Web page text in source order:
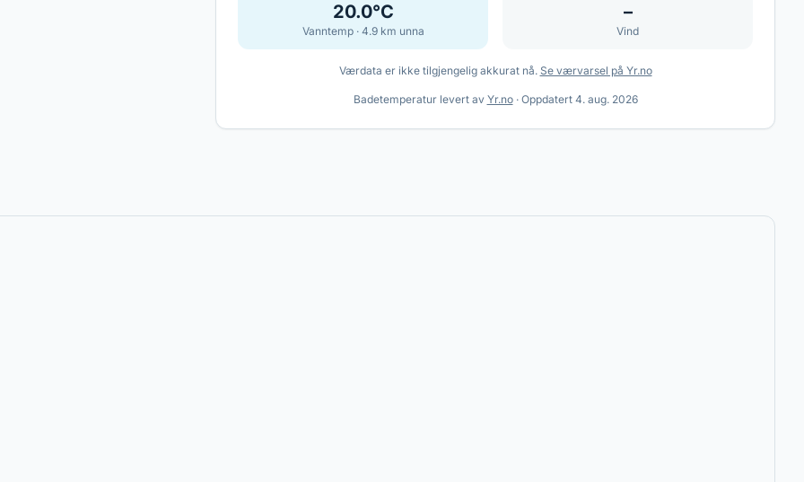
20.0°C
Vanntemp · 4.9km unna
–
Vind
Værdata er ikke tilgjengelig akkurat nå. Se værvarsel på Yr.no
Badetemperatur levert av Yr.no· Oppdatert 4. aug. 2026